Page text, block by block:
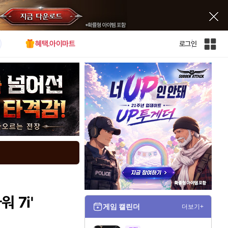
혜택.아이마트 로그인
인
전
사
이
트
7i' 게임 캘린더 더보기+